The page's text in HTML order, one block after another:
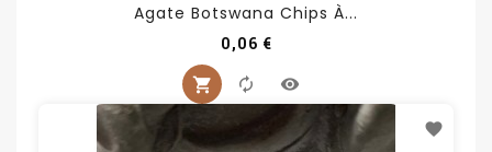
Agate Botswana Chips À...
0,06 €Prix